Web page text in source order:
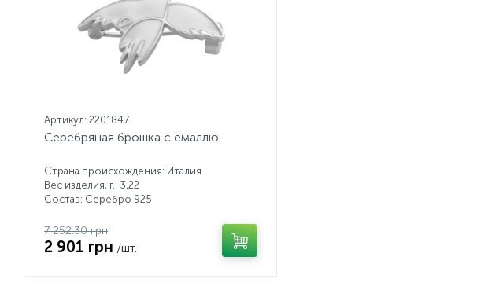
Артикул: 2201847
Серебряная брошка с емаллю
Страна происхождения: Италия
Вес изделия, г.: 3,22
Состав: Серебро 925
7 252.30 грн
2 901 грн /шт.